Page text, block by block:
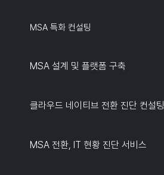
MSA 특화 컨설팅
MSA 설계 및 플랫폼 구축
클라우드 네이티브 전환 진단 컨설팅
MSA 전환, IT 현황 진단 서비스